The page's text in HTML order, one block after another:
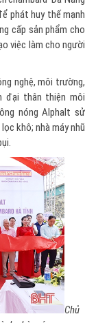
phát huy thế mạnh
cấp sản phẩm cho
việc làm cho người
nghệ, môi trường,
đại thân thiện môi
nóng Alphalt sử
khô; nhà máy nhũ
Chủ